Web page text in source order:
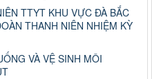
TTYT KHU VỰC ĐÀ BẮC
THANH NIÊN NHIỆM KỲ
VÀ VỆ SINH MÔI